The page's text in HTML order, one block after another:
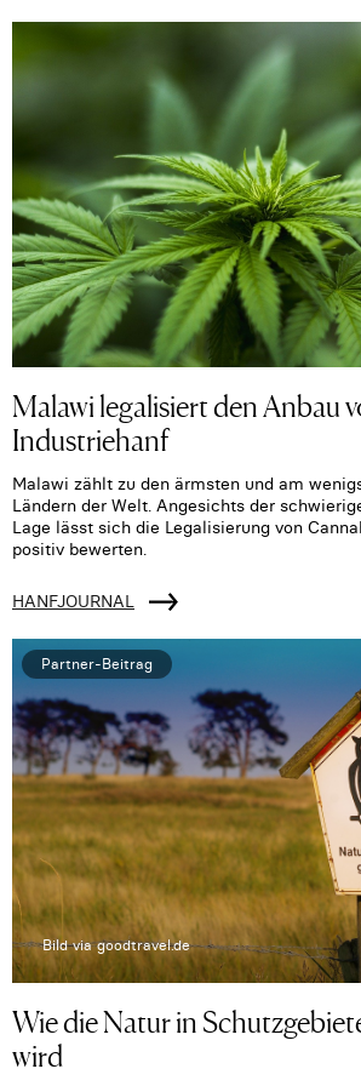
Malawi legalisiert den Anbau
Industriehanf
Malawi zählt zu den ärmsten und am
Ländern der Welt. Angesichts der
Lage lässt sich die Legalisierung von
positiv bewerten.
HANFJOURNAL
Partner-Beitrag
Bild via goodtravel.de
Wie die Natur in
wird